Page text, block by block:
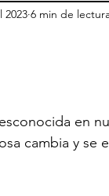
2023 6 min de
en
cambia y se